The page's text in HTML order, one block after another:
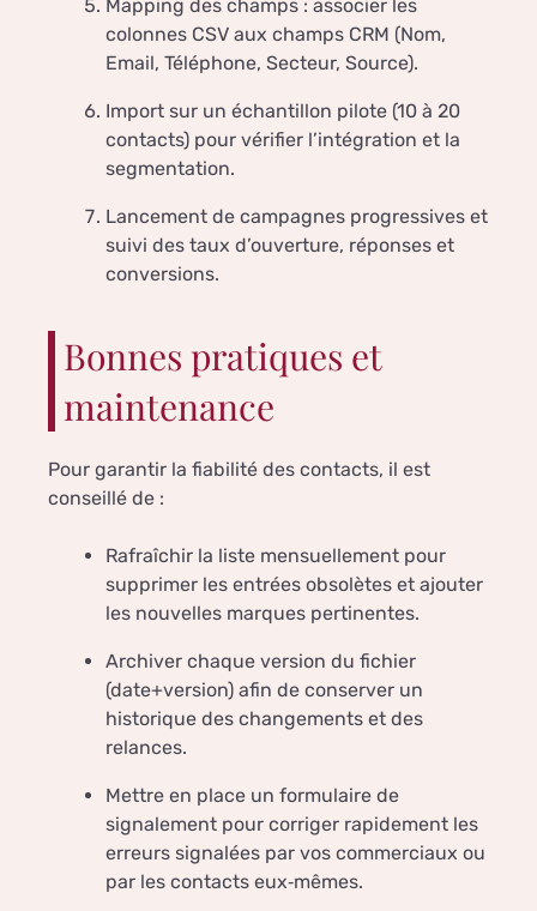
Mapping des champs : associer les
colonnes CSV aux champs CRM (Nom,
Email, Téléphone, Secteur, Source).
Import sur un échantillon pilote (10 à 20
contacts) pour vérifier l’intégration et la
segmentation.
Lancement de campagnes progressives et
suivi des taux d’ouverture, réponses et
conversions.
Bonnes pratiques et
maintenance
Pour garantir la fiabilité des contacts, il est
conseillé de :
Rafraîchir la liste mensuellement pour
supprimer les entrées obsolètes et ajouter
les nouvelles marques pertinentes.
Archiver chaque version du fichier
(date+version) afin de conserver un
historique des changements et des
relances.
Mettre en place un formulaire de
signalement pour corriger rapidement les
erreurs signalées par vos commerciaux ou
par les contacts eux‑mêmes.